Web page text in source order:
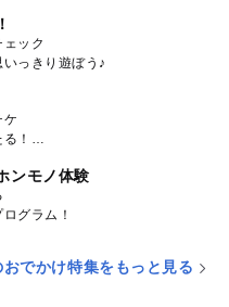
ック
っきり遊ぼう♪
ケ
！
ンモノ体験
グラム！
おでかけ特集をもっと見る